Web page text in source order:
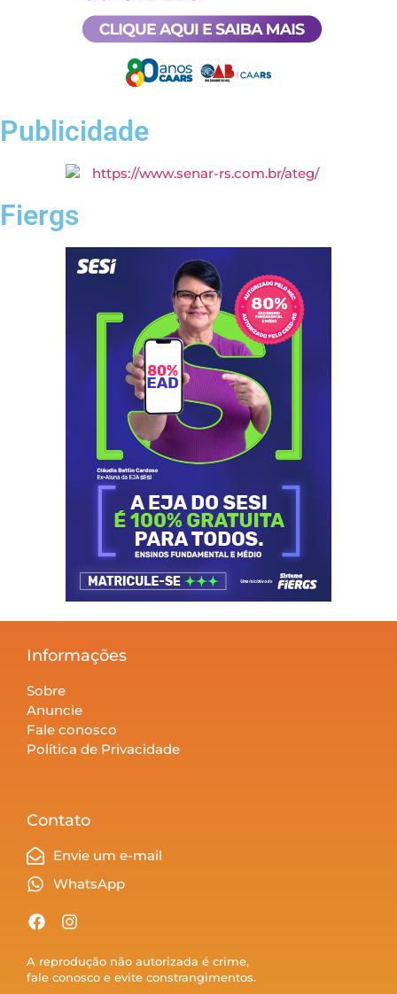
Publicidade
Fiergs
Informações
Sobre
Anuncie
Fale conosco
Política de Privacidade
Contato
Envie um e-mail
WhatsApp
A reprodução não autorizada é crime,
fale conosco e evite constrangimentos.